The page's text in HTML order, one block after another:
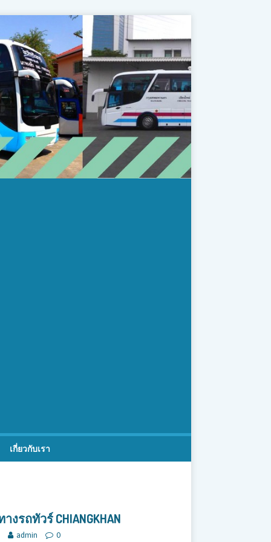
เกี่ยวกับเรา
รถทัวร์ CHIANGKHAN
admin 0